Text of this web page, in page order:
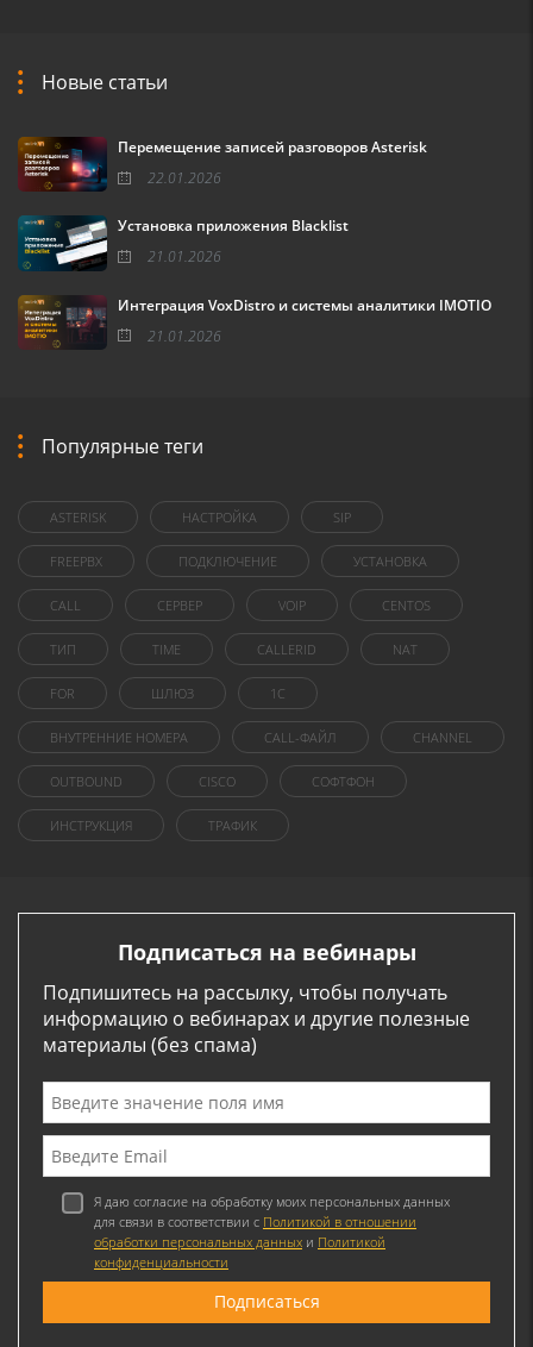
Новые статьи
Перемещение записей разговоров Asterisk
22.01.2026
Установка приложения Blacklist
21.01.2026
Интеграция VoxDistro и системы аналитики IMOTIO
21.01.2026
Популярные теги
ASTERISK НАСТРОЙКА SIP
FREEPBX ПОДКЛЮЧЕНИЕ УСТАНОВКА
CALL СЕРВЕР VOIP CENTOS
ТИП TIME CALLERID NAT
FOR ШЛЮЗ 1C
ВНУТРЕННИЕ НОМЕРА CALL-ФАЙЛ CHANNEL
OUTBOUND CISCO СОФТФОН
ИНСТРУКЦИЯ ТРАФИК
Подписаться на вебинары
Подпишитесь на рассылку, чтобы получать
информацию о вебинарах и другие полезные
материалы (без спама)
Я даю согласие на обработку моих персональных данных
для связи в соответствии с Политикой в отношении
обработки персональных данных и Политикой
конфиденциальности